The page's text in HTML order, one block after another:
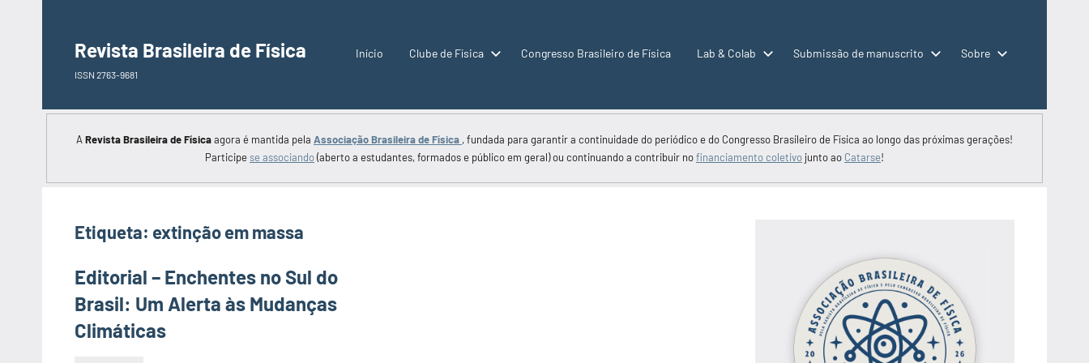
conteúdo
Revista Brasileira de Física
ISSN 2763-9681
Início Clube de Física Congresso Brasileiro de Física Lab & Colab Submissão de manuscrito Sobre
A Revista Brasileira de Físicaagora é mantida pela Associação Brasileira de Física , fundada para garantir a continuidade do periódico e do Congresso Brasileiro de Física ao longo das próximas gerações!
Participese associando(aberto a estudantes, formados e público em geral) ou continuando a contribuir nofinanciamento coletivo junto ao Catarse!
Etiqueta: extinção em massa
Editorial – Enchentes no Sul do
Brasil: Um Alerta às Mudanças
Climáticas